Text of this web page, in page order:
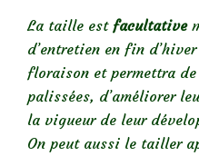
La taille est facultative
d’entretien en fin
floraison et permettra
palissées, d’améliorer
la vigueur de leur
On peut aussi le tailler